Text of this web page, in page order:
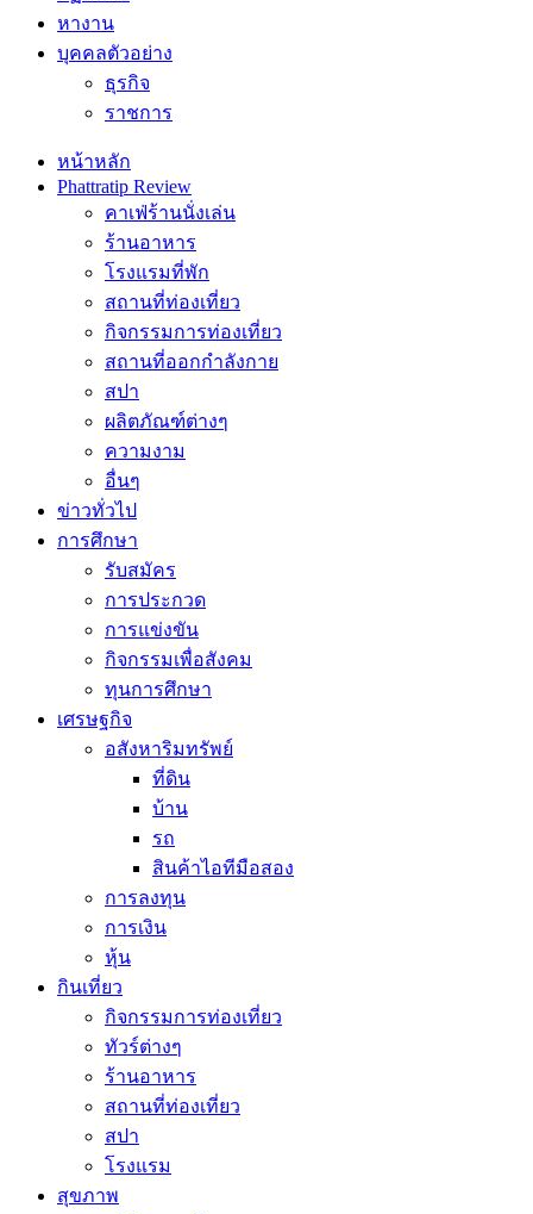
หางาน
บุคคลตัวอย่าง
ธุรกิจ
ราชการ
หน้าหลัก
Phattratip Review
คาเฟ่ร้านนั่งเล่น
ร้านอาหาร
โรงแรมที่พัก
สถานที่ท่องเที่ยว
กิจกรรมการท่องเที่ยว
สถานที่ออกกำลังกาย
สปา
ผลิตภัณฑ์ต่างๆ
ความงาม
อื่นๆ
ข่าวทั่วไป
การศึกษา
รับสมัคร
การประกวด
การแข่งขัน
กิจกรรมเพื่อสังคม
ทุนการศึกษา
เศรษฐกิจ
อสังหาริมทรัพย์
ที่ดิน
บ้าน
รถ
สินค้าไอทีมือสอง
การลงทุน
การเงิน
หุ้น
กินเที่ยว
กิจกรรมการท่องเที่ยว
ทัวร์ต่างๆ
ร้านอาหาร
สถานที่ท่องเที่ยว
สปา
โรงแรม
สุขภาพ